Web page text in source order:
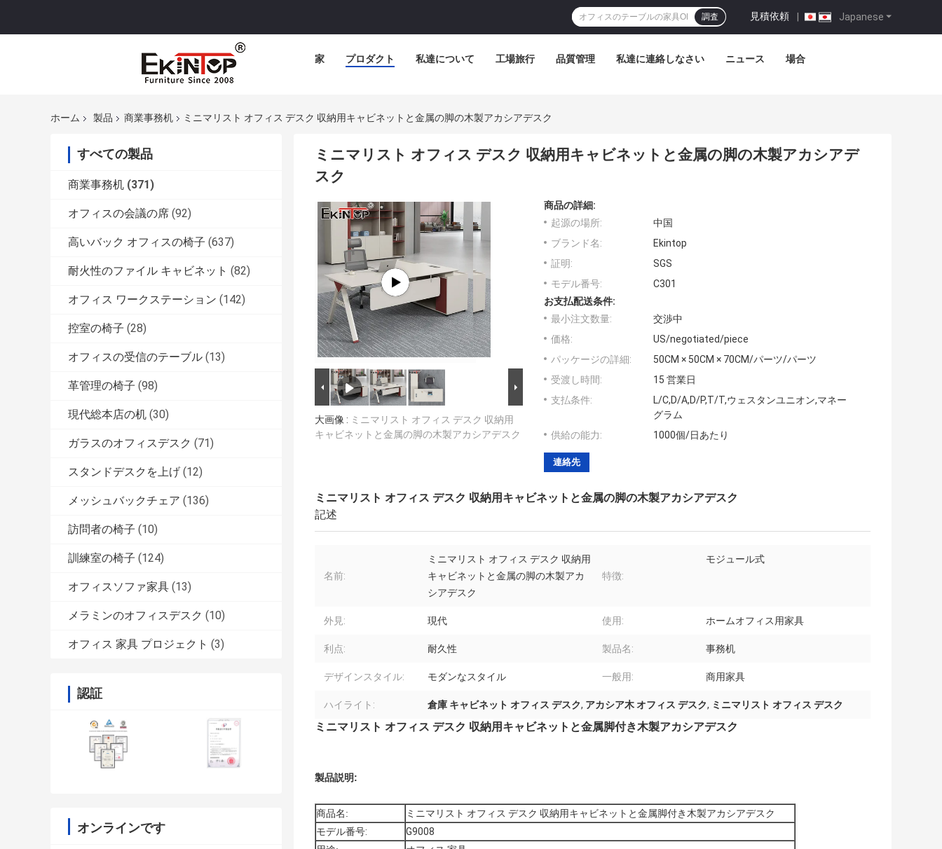
Japanese
見積依頼 |
調査
家 プロダクト 私達について 工場旅行 品質管理 私達に連絡しなさい ニュース 場合
ホーム 製品 商業事務机 ミニマリスト オフィス デスク 収納用キャビネットと金属の脚の木製アカシアデスク
すべての製品
商業事務机 (371)
オフィスの会議の席 (92)
高いバック オフィスの椅子 (637)
耐火性のファイル キャビネット (82)
オフィス ワークステーション (142)
控室の椅子 (28)
オフィスの受信のテーブル (13)
革管理の椅子 (98)
現代総本店の机 (30)
ガラスのオフィスデスク (71)
スタンドデスクを上げ (12)
メッシュバックチェア (136)
訪問者の椅子 (10)
訓練室の椅子 (124)
オフィスソファ家具 (13)
メラミンのオフィスデスク (10)
オフィス 家具 プロジェクト (3)
認証
オンラインです
ミニマリスト オフィス デスク 収納用キャビネットと金属の脚の木製アカシアデ
スク
大画像 : ミニマリスト オフィス デスク 収納用
キャビネットと金属の脚の木製アカシアデスク
商品の詳細:
起源の場所:
中国
ブランド名:
Ekintop
証明:
SGS
モデル番号:
C301
お支払配送条件:
最小注文数量:
交渉中
価格:
US/negotiated/piece
パッケージの詳細:
50CM × 50CM × 70CM/パーツ/パーツ
受渡し時間:
15 営業日
支払条件:
L/C,D/A,D/P,T/T,ウェスタンユニオン,マネー
グラム
供給の能力:
1000個/日あたり
連絡先
ミニマリスト オフィス デスク 収納用キャビネットと金属の脚の木製アカシアデスク
記述
名前:
ミニマリスト オフィス デスク 収納用
キャビネットと金属の脚の木製アカ
シアデスク
特徴:
モジュール式
外見: 現代 使用: ホームオフィス用家具
利点: 耐久性 製品名: 事務机
デザインスタイル: モダンなスタイル 一般用: 商用家具
ハイライト: 倉庫 キャビネット オフィス デスク, アカシア木 オフィス デスク, ミニマリスト オフィス デスク
ミニマリスト オフィス デスク 収納用キャビネットと金属脚付き木製アカシアデスク
製品説明:
商品名:
ミニマリスト オフィス デスク 収納用キャビネットと金属脚付き木製アカシアデスク
モデル番号:
G9008